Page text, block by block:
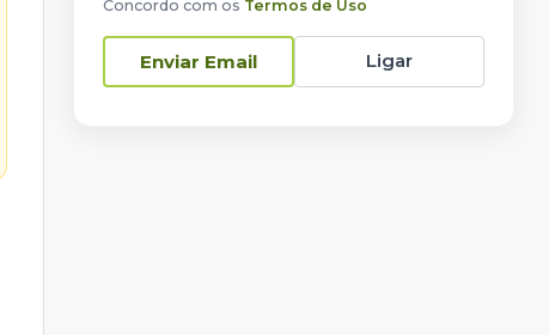
Concordo com os Termos de Uso
Enviar Email Ligar